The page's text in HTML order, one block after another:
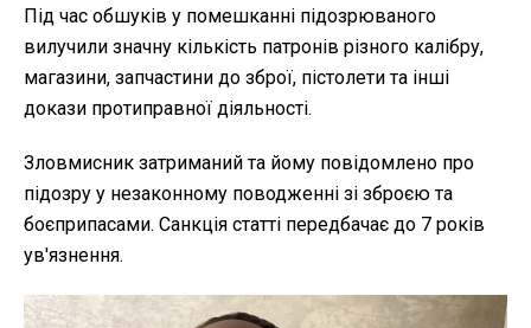
Під час обшуків у помешканні підозрюваного
вилучили значну кількість патронів різного калібру,
магазини, запчастини до зброї, пістолети та інші
докази протиправної діяльності.
Зловмисник затриманий та йому повідомлено про
підозру у незаконному поводженні зі зброєю та
боєприпасами. Санкція статті передбачає до 7 років
ув'язнення.